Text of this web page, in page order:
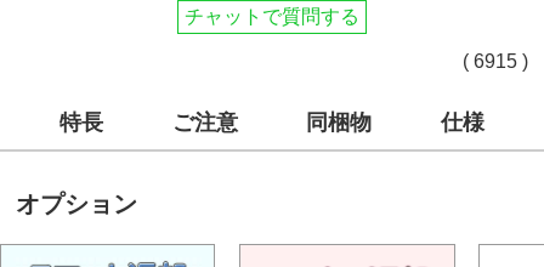
チャットで質問する
( 6915 )
特長 ご注意 同梱物 仕様
オプション